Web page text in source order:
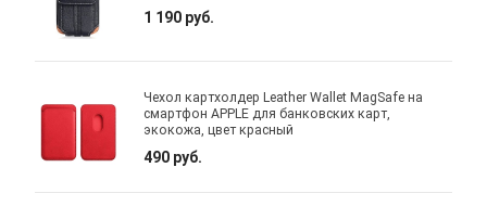
1 190 руб.
Чехол картхолдер Leather Wallet MagSafe на
смартфон APPLE для банковских карт,
экокожа, цвет красный
490 руб.